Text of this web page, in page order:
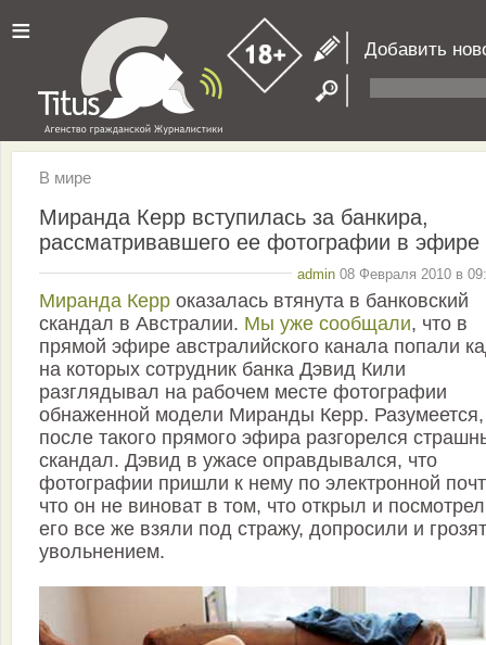
≡ Добавить
В мире
Миранда Керр вступилась за банкира,
рассматривавшего ее фотографии в эфире
admin 08 Февраля 2010 в
Миранда Керр оказалась втянута в банковский
скандал в Австралии. Мы уже сообщали, что в
прямой эфире австралийского канала попали
на которых сотрудник банка Дэвид Кили
разглядывал на рабочем месте фотографии
обнаженной модели Миранды Керр. Разумеется,
после такого прямого эфира разгорелся
скандал. Дэвид в ужасе оправдывался, что
фотографии пришли к нему по электронной
что он не виноват в том, что открыл и
его все же взяли под стражу, допросили и грозят
увольнением.